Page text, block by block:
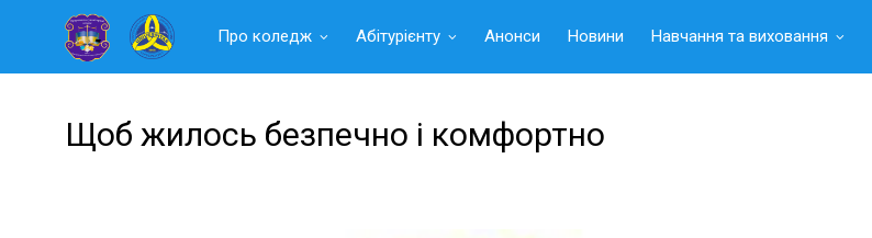
Читать
Про коледж Абітурієнту Анонси Новини Навчання та виховання
Щоб жилось безпечно і комфортно